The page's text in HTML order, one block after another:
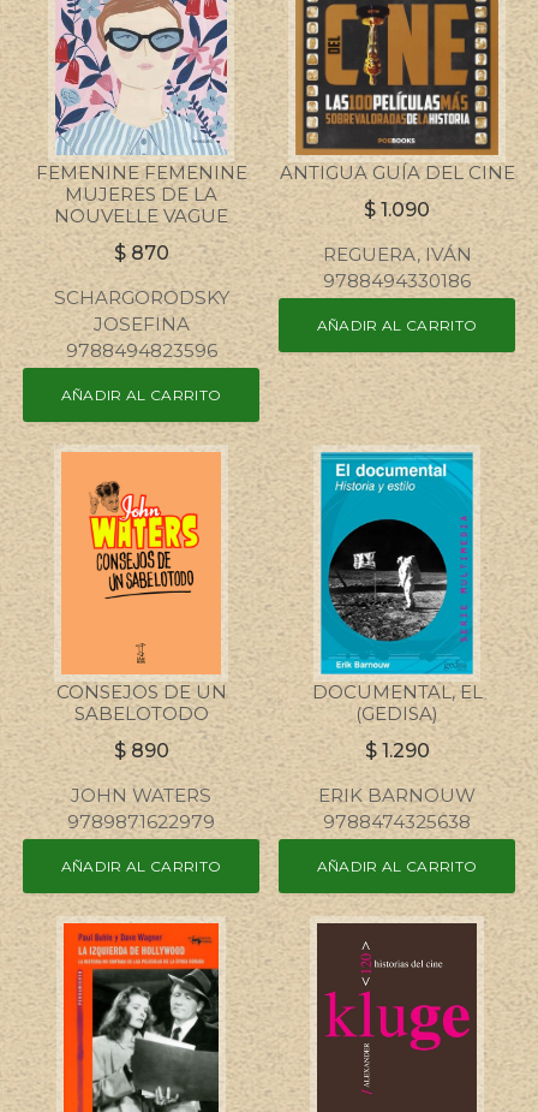
FEMENINE FEMENINE
MUJERES DE LA
NOUVELLE VAGUE
$870
SCHARGORODSKY
JOSEFINA
9788494823596
AÑADIR AL CARRITO
ANTIGUA GUÍA DEL CINE
$ 1.090
REGUERA, IVÁN
9788494330186
AÑADIR AL CARRITO
CONSEJOS DE UN
SABELOTODO
$890
JOHN WATERS
9789871622979
AÑADIR AL CARRITO
DOCUMENTAL, EL
(GEDISA)
$ 1.290
ERIK BARNOUW
9788474325638
AÑADIR AL CARRITO